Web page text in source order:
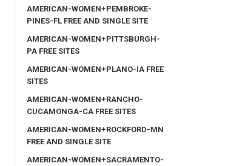
AMERICAN-WOMEN+PEMBROKE-
PINES-FL FREE AND SINGLE SITE
AMERICAN-WOMEN+PITTSBURGH-
PA FREE SITES
AMERICAN-WOMEN+PLANO-IA FREE
SITES
AMERICAN-WOMEN+RANCHO-
CUCAMONGA-CA FREE SITES
AMERICAN-WOMEN+ROCKFORD-MN
FREE AND SINGLE SITE
AMERICAN-WOMEN+SACRAMENTO-